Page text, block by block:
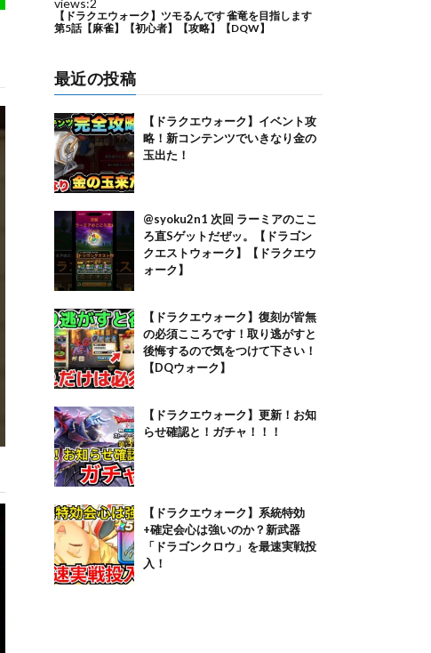
最近の投稿
【ドラクエウォーク】イベント攻
略！新コンテンツでいきなり金の
玉出た！
@syoku2n1 次回 ラーミアのここ
ろ直Sゲットだぜッ。【ドラゴン
クエストウォーク】【ドラクエウ
ォーク】
【ドラクエウォーク】復刻が皆無
の必須こころです！取り逃がすと
後悔するので気をつけて下さい！
【DQウォーク】
【ドラクエウォーク】更新！お知
らせ確認と！ガチャ！！！
【ドラクエウォーク】系統特効
+確定会心は強いのか？新武器
「ドラゴンクロウ」を最速実戦投
入！